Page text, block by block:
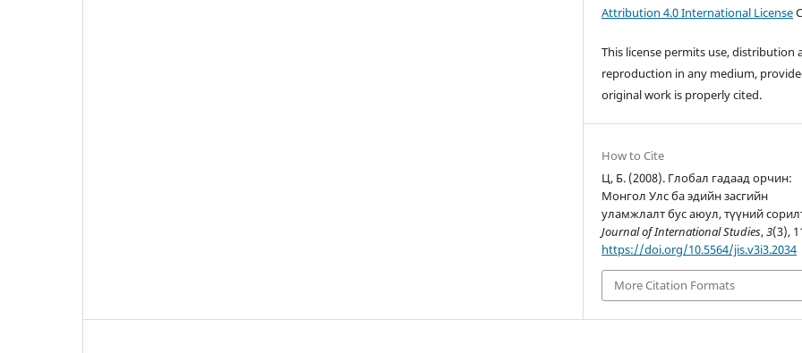
Attribution 4.0 International License
This license permits use, distribution
reproduction in any medium,
original work is properly cited.
How to Cite
Ц, Б. (2008). Глобал гадаад орчин:
Монгол Улс ба эдийн засгийн
уламжлалт бус аюул, түүний
Journal of International Studies,3(3),
https://doi.org/10.5564/jis.v3i3.2034
More Citation Formats